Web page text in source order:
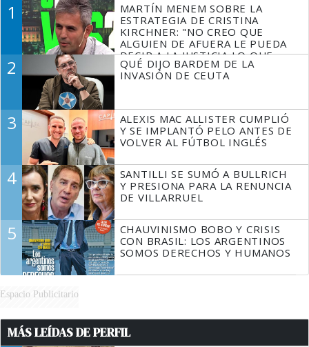
1
MARTÍN MENEM SOBRE LA
ESTRATEGIA DE CRISTINA
KIRCHNER: "NO CREO QUE
ALGUIEN DE AFUERA LE PUEDA
DECIR A LA JUSTICIA LO QUE
TIENE QUE HACER"
2
QUÉ DIJO BARDEM DE LA
INVASIÓN DE CEUTA
3
ALEXIS MAC ALLISTER CUMPLIÓ
Y SE IMPLANTÓ PELO ANTES DE
VOLVER AL FÚTBOL INGLÉS
4
SANTILLI SE SUMÓ A BULLRICH
Y PRESIONA PARA LA RENUNCIA
DE VILLARRUEL
5
CHAUVINISMO BOBO Y CRISIS
CON BRASIL: LOS ARGENTINOS
SOMOS DERECHOS Y HUMANOS
Espacio Publicitario
MÁS LEÍDAS DE PERFIL